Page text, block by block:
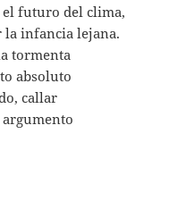
el futuro del clima,
la infancia lejana.
tormenta
absoluto
callar